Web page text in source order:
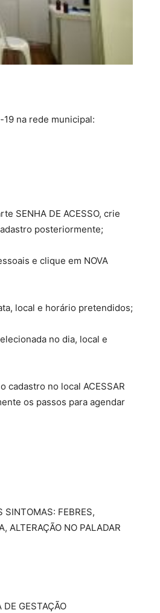
na rede municipal:
SENHA DE ACESSO, crie
posteriormente;
e clique em NOVA
local e horário pretendidos;
no dia, local e
cadastro no local ACESSAR
os passos para agendar
SINTOMAS: FEBRES,
ALTERAÇÃO NO PALADAR
GESTAÇÃO